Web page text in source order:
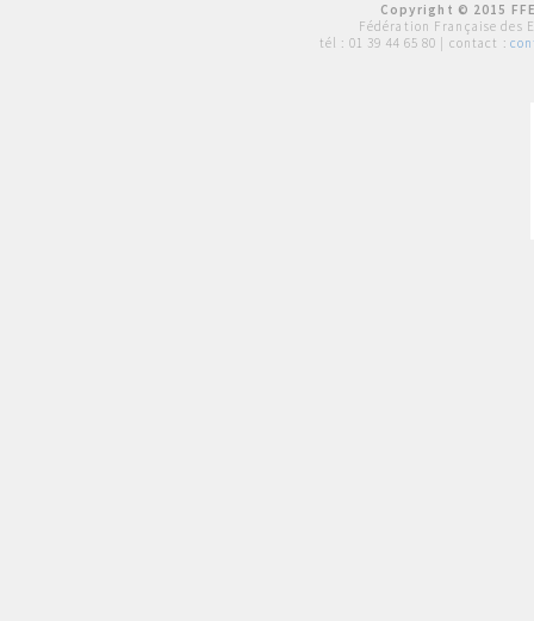
Copyright © 2015
Fédération Française des
tél : 01 39 44 65 80 | contact :